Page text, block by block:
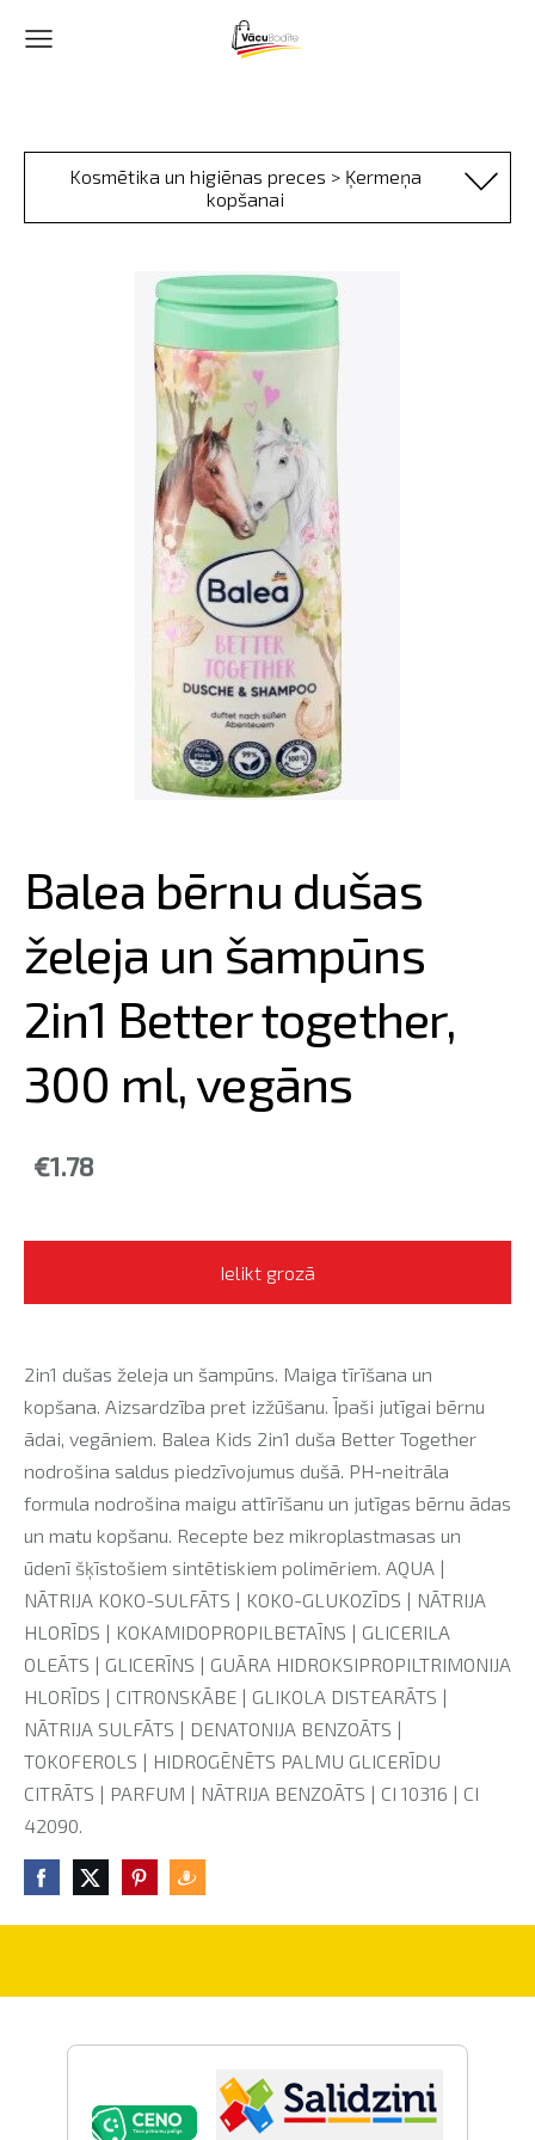
Kosmētika un higiēnas preces > Ķermeņa
kopšanai
Balea bērnu dušas
želeja un šampūns
2in1 Better together,
300 ml, vegāns
€1.78
Ielikt grozā
2in1 dušas želeja un šampūns. Maiga tīrīšana un
kopšana. Aizsardzība pret izžūšanu. Īpaši jutīgai bērnu
ādai, vegāniem. Balea Kids 2in1 duša Better Together
nodrošina saldus piedzīvojumus dušā. PH-neitrāla
formula nodrošina maigu attīrīšanu un jutīgas bērnu ādas
un matu kopšanu. Recepte bez mikroplastmasas un
ūdenī šķīstošiem sintētiskiem polimēriem. AQUA |
NĀTRIJA KOKO-SULFĀTS | KOKO-GLUKOZĪDS | NĀTRIJA
HLORĪDS | KOKAMIDOPROPILBETAĪNS | GLICERILA
OLEĀTS | GLICERĪNS | GUĀRA HIDROKSIPROPILTRIMONIJA
HLORĪDS | CITRONSKĀBE | GLIKOLA DISTEARĀTS |
NĀTRIJA SULFĀTS | DENATONIJA BENZOĀTS |
TOKOFEROLS | HIDROGĒNĒTS PALMU GLICERĪDU
CITRĀTS | PARFUM | NĀTRIJA BENZOĀTS | CI 10316 | CI
42090.